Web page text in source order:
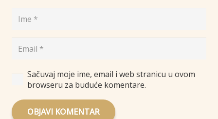
Sačuvaj moje ime, email i web stranicu u ovom
browseru za buduće komentare.
OBJAVI KOMENTAR